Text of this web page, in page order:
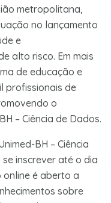
metropolitana,
no lançamento
e
alto risco. Em mais
de educação e
profissionais de
o
– Ciência de Dados.
BH – Ciência
inscrever até o dia
online é aberto a
sobre